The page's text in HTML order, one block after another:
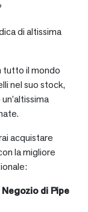
di altissima
tutto il mondo
nel suo stock,
acquistare
la migliore
di Pipe